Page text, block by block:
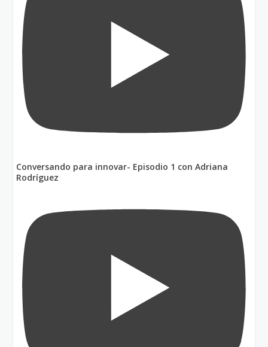
Conversando para innovar- Episodio 1 con Adriana
Rodríguez